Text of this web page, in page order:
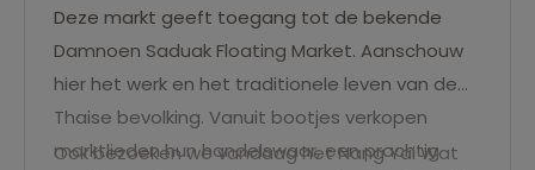
Deze markt geeft toegang tot de bekende
Damnoen Saduak Floating Market. Aanschouw
hier het werk en het traditionele leven van de
Thaise bevolking. Vanuit bootjes verkopen
marktlieden hun handelswaar, een prachtig
Ook bezoeken we vandaag het Nang Yai Wat